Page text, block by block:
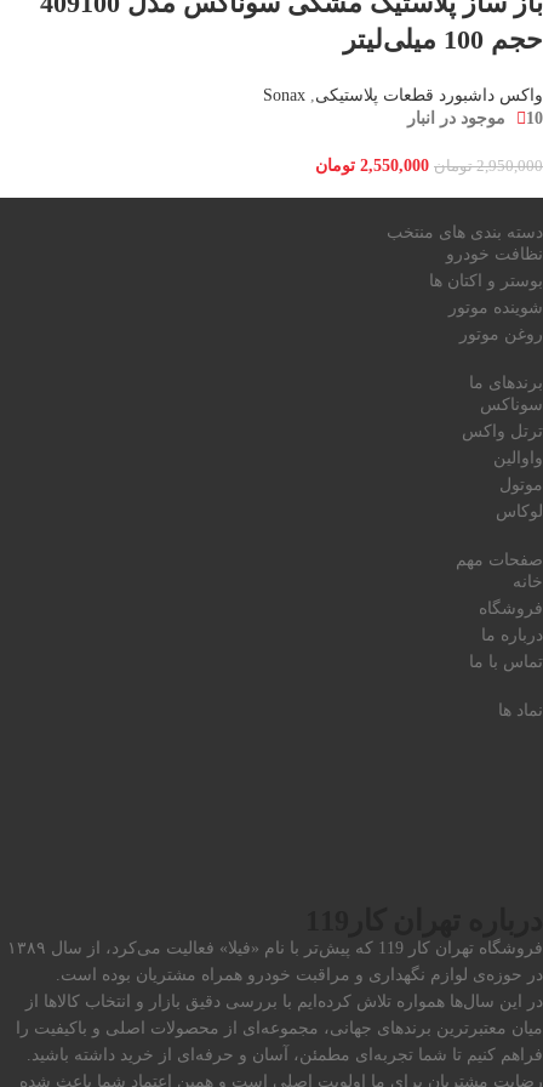
حجم 100 میلی‌لیتر
واکس داشبورد قطعات پلاستیکی,
Sonax
10 موجود در انبار
2,950,000 تومان 2,550,000 تومان
دسته بندی های منتخب
نظافت خودرو
بوستر و اکتان ها
شوینده موتور
روغن موتور
برندهای ما
سوناکس
ترتل واکس
واوالین
موتول
لوکاس
صفحات مهم
خانه
فروشگاه
درباره ما
تماس با ما
نماد ها
فروشگاه تهران کار 119 که پیش‌تر با نام «فیلا» فعالیت می‌کرد، از سال ۱۳۸۹
در حوزه‌ی لوازم نگهداری و مراقبت خودرو همراه مشتریان بوده است.
در این سال‌ها همواره تلاش کرده‌ایم با بررسی دقیق بازار و انتخاب کالاها از
میان معتبرترین برندهای جهانی، مجموعه‌ای از محصولات اصلی و باکیفیت را
فراهم کنیم تا شما تجربه‌ای مطمئن، آسان و حرفه‌ای از خرید داشته باشید.
رضایت مشتریان برای ما اولویت اصلی است و همین اعتماد شما باعث شده